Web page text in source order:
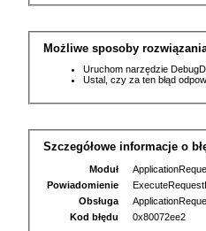
Możliwe sposoby
Uruchom narzędzie
Ustal, czy za ten błąd
Szczegółowe informacje o
Moduł
Powiadomienie
Obsługa
Kod błędu
0x80072ee2